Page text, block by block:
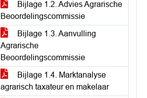
Bijlage 1.2. Advies Agrarische
Beoordelingscommissie
Bijlage 1.3. Aanvulling
Agrarische
Beoordelingscommissie
Bijlage 1.4. Marktanalyse
agrarisch taxateur en makelaar